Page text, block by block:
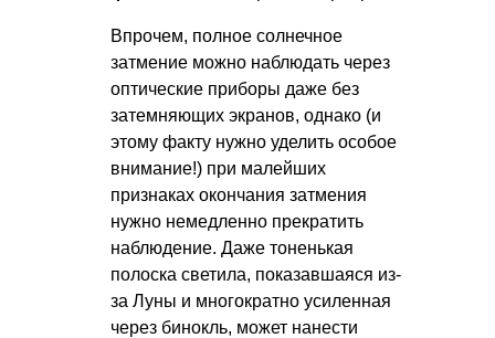
Впрочем, полное солнечное
затмение можно наблюдать через
оптические приборы даже без
затемняющих экранов, однако (и
этому факту нужно уделить особое
внимание!) при малейших
признаках окончания затмения
нужно немедленно прекратить
наблюдение. Даже тоненькая
полоска светила, показавшаяся из-
за Луны и многократно усиленная
через бинокль, может нанести